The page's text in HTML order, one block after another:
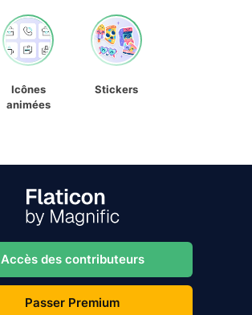
Icônes
animées
Stickers
Accès des contributeurs
Passer Premium